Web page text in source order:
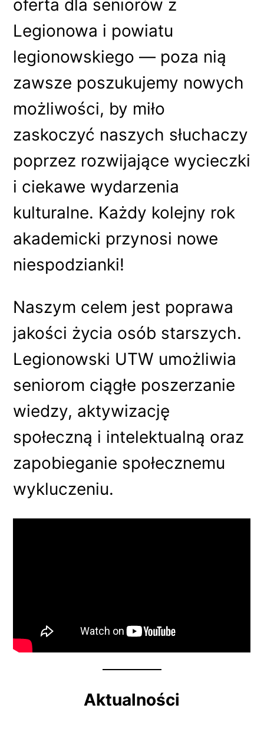
oferta dla seniorów z
Legionowa i powiatu
legionowskiego — poza nią
zawsze poszukujemy nowych
możliwości, by miło
zaskoczyć naszych słuchaczy
poprzez rozwijające wycieczki
i ciekawe wydarzenia
kulturalne. Każdy kolejny rok
akademicki przynosi nowe
niespodzianki!
Naszym celem jest poprawa
jakości życia osób starszych.
Legionowski UTW umożliwia
seniorom ciągłe poszerzanie
wiedzy, aktywizację
społeczną i intelektualną oraz
zapobieganie społecznemu
wykluczeniu.
Aktualności